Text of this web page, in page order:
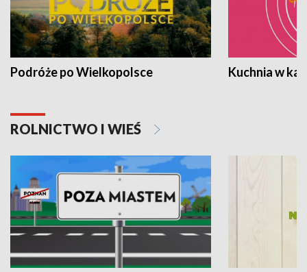
Podróże po Wielkopolsce Kuchnia w
ROLNICTWO I WIEŚ